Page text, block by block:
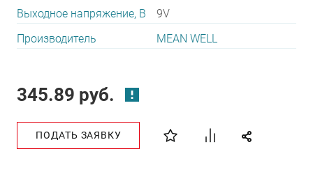
Выходное напряжение, В
9V
Производитель
MEAN WELL
345.89 руб.
ПОДАТЬ ЗАЯВКУ